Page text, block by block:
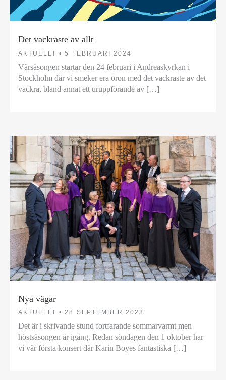
Det vackraste av allt
AKTUELLT • 5 FEBRUARI 2024
Vårsäsongen startar den 24 februari i Andreaskyrkan i
Stockholm där vi smeker era öron med det vackraste av det
vackra, bland annat ett uruppförande av […]
Nya vägar
AKTUELLT • 28 SEPTEMBER 2023
Det är i skrivande stund fortfarande sommarvarmt men
höstsäsongen är igång. Redan söndagen den 1 oktober har
vi vår första konsert där Karin Boyes fantastiska […]